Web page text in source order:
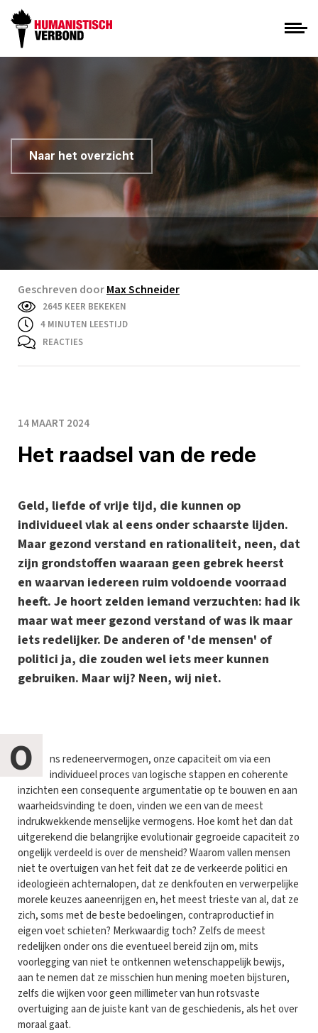
Naar het overzicht
Geschreven doorMax Schneider
2645 KEER BEKEKEN
4 MINUTEN LEESTIJD
REACTIES
14 MAART 2024
Het raadsel van de rede
Geld, liefde of vrije tijd, die kunnen op
individueel vlak al eens onder schaarste lijden.
Maar gezond verstand en rationaliteit, neen, dat
zijn grondstoffen waaraan geen gebrek heerst
en waarvan iedereen ruim voldoende voorraad
heeft. Je hoort zelden iemand verzuchten: had ik
maar wat meer gezond verstand of was ik maar
iets redelijker. De anderen of 'de mensen' of
politici ja, die zouden wel iets meer kunnen
gebruiken. Maar wij? Neen, wij niet.
O
ns redeneervermogen, onze capaciteit om via een
individueel proces van logische stappen en coherente
inzichten een consequente argumentatie op te bouwen en aan
waarheidsvinding te doen, vinden we een van de meest
indrukwekkende menselijke vermogens. Hoe komt het dan dat
uitgerekend die belangrijke evolutionair gegroeide capaciteit zo
ongelijk verdeeld is over de mensheid? Waarom vallen mensen
niet te overtuigen van het feit dat ze de verkeerde politici en
ideologieën achternalopen, dat ze denkfouten en verwerpelijke
morele keuzes aaneenrijgen en, het meest trieste van al, dat ze
zich, soms met de beste bedoelingen, contraproductief in
eigen voet schieten? Merkwaardig toch? Zelfs de meest
redelijken onder ons die eventueel bereid zijn om, mits
voorlegging van niet te ontkennen wetenschappelijk bewijs,
aan te nemen dat ze misschien hun mening moeten bijsturen,
zelfs die wijken voor geen millimeter van hun rotsvaste
overtuiging aan de juiste kant van de geschiedenis, als het over
moraal gaat.